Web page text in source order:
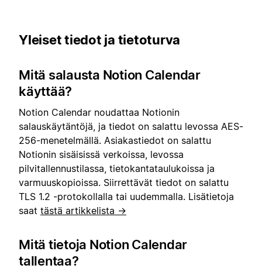
Yleiset tiedot ja tietoturva
Mitä salausta Notion Calendar
käyttää?
Notion Calendar noudattaa Notionin
salauskäytäntöjä, ja tiedot on salattu levossa AES-
256-menetelmällä. Asiakastiedot on salattu
Notionin sisäisissä verkoissa, levossa
pilvitallennustilassa, tietokantataulukoissa ja
varmuuskopioissa. Siirrettävät tiedot on salattu
TLS 1.2 -protokollalla tai uudemmalla. Lisätietoja
saat tästä artikkelista →
Mitä tietoja Notion Calendar
tallentaa?